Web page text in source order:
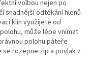
volbou nejen po
snadnější odtékání hlenů
klín využijete od
může lépe vnímat
polohu páteře
rozepne zip a povlak z